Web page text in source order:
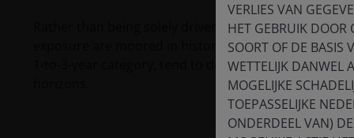
Rather than being solely driven by greater future
exposure are moored in historical precedent. As
1-to-3-year category, tend to deliver higher Sharpe
VERLIES VAN
HET GEBRUIK DOOR
SOORT OF DE BASIS
WETTELIJK DANWEL
MOGELIJKE
TOEPASSELIJKE
ONDERDEEL VAN)